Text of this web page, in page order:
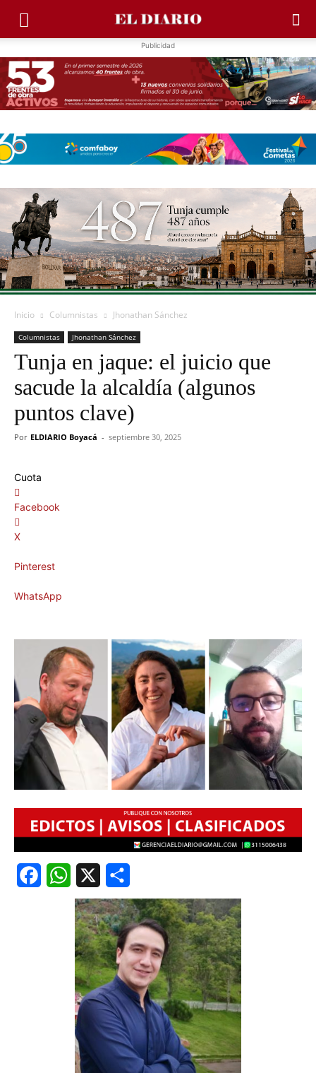
Publicidad
Inicio Columnistas Jhonathan Sánchez
Columnistas Jhonathan Sánchez
Tunja en jaque: el juicio que
sacude la alcaldía (algunos
puntos clave)
Por ELDIARIO Boyacá - septiembre 30, 2025
Cuota
Facebook
X
Pinterest
WhatsApp
WhatsApp
X Share